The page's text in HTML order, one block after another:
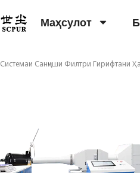
Маҳсулот
Системаи Санҷиши Филтри Гирифтани